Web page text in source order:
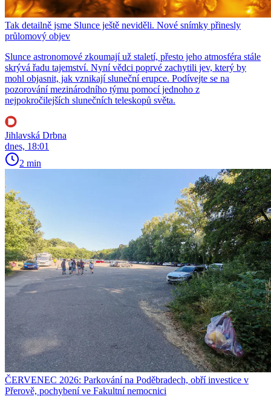
Tak detailně jsme Slunce ještě neviděli. Nové snímky přinesly
průlomový objev
Slunce astronomové zkoumají už staletí, přesto jeho atmosféra stále
skrývá řadu tajemství. Nyní vědci poprvé zachytili jev, který by
mohl objasnit, jak vznikají sluneční erupce. Podívejte se na
pozorování mezinárodního týmu pomocí jednoho z
nejpokročilejších slunečních teleskopů světa.
Jihlavská Drbna
dnes, 18:01
2 min
ČERVENEC 2026: Parkování na Poděbradech, obří investice v
Přerově, pochybení ve Fakultní nemocnici